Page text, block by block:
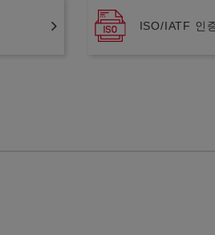
ISO/IATF 인